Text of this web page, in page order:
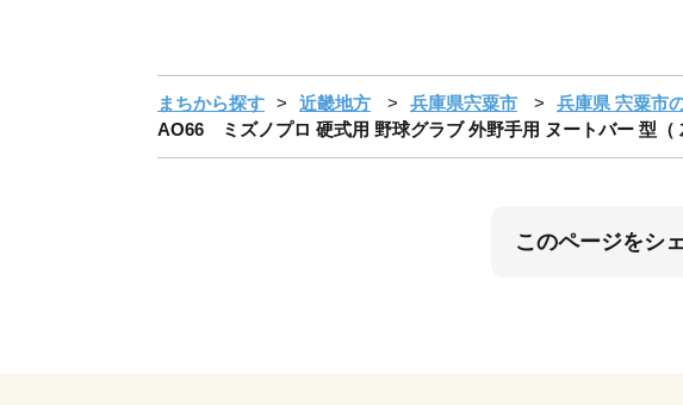
まちから探す 近畿地方 兵庫県宍粟市
兵庫県 宍粟市
AO66 ミズノプロ 硬式用 野球グラブ 外野手用 ヌートバー 型
このページをシ